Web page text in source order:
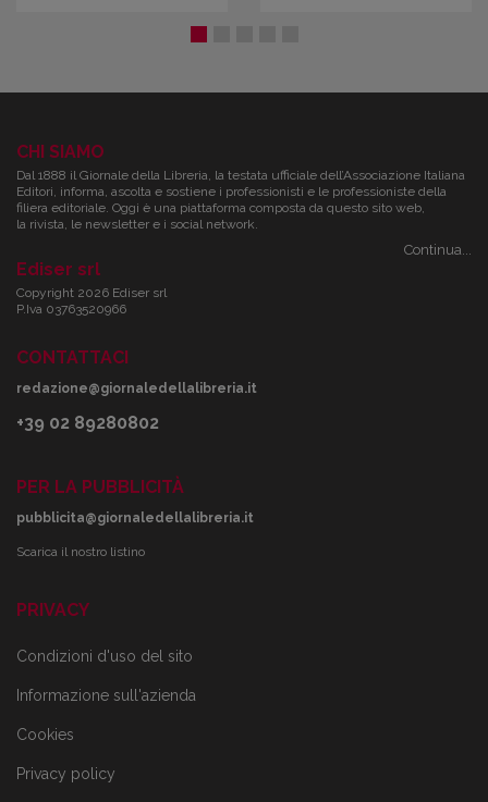
CHI SIAMO
Dal 1888 il Giornale della Libreria, la testata ufficiale dell’Associazione Italiana
Editori, informa, ascolta e sostiene i professionisti e le professioniste della
filiera editoriale. Oggi è una piattaforma composta da questo sito web,
la rivista, le newsletter e i social network.
Continua...
Ediser srl
Copyright 2026 Ediser srl
P.Iva 03763520966
CONTATTACI
redazione@giornaledellalibreria.it
+39 02 89280802
PER LA PUBBLICITÀ
pubblicita@giornaledellalibreria.it
Scarica il nostro listino
PRIVACY
Condizioni d'uso del sito
Informazione sull'azienda
Cookies
Privacy policy